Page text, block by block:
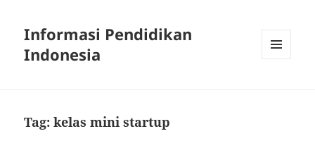
Informasi Pendidikan
Indonesia
Tag:kelas mini startup